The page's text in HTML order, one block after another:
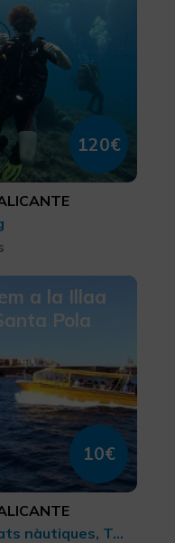
120€
a la Illaa
Pola
10€
Turisme esportiu, Activitats nàutiques, Turisme esportiu